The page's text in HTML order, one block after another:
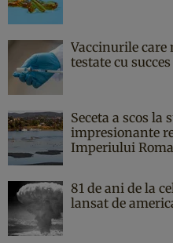
Vaccinurile care
testate cu
Seceta a scos
impresionante
Imperiului
81 de ani de la
lansat de